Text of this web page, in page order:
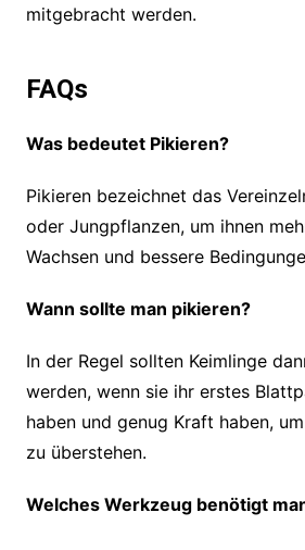
mitgebracht werden.
FAQs
Was bedeutet Pikieren?
Pikieren bezeichnet das
oder Jungpflanzen, um ihnen
Wachsen und bessere
Wann sollte man pikieren?
In der Regel sollten Keimlinge
werden, wenn sie ihr erstes
haben und genug Kraft haben,
zu überstehen.
Welches Werkzeug benötigt